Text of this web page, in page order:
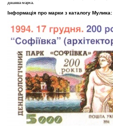
дешева марка.
Інформація про марки з каталогу Мулика: